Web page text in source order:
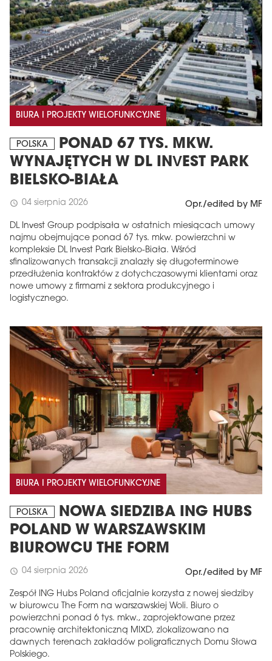
BIURA I PROJEKTY WIELOFUNKCYJNE
POLSKA
PONAD 67 TYS. MKW.
WYNAJĘTYCH W DL INVEST PARK
BIELSKO-BIAŁA
schedule 04 sierpnia 2026 Opr./edited by MF
DL Invest Group podpisała w ostatnich miesiącach umowy
najmu obejmujące ponad 67 tys. mkw. powierzchni w
kompleksie DL Invest Park Bielsko-Biała. Wśród
sfinalizowanych transakcji znalazły się długoterminowe
przedłużenia kontraktów z dotychczasowymi klientami oraz
nowe umowy z firmami z sektora produkcyjnego i
logistycznego.
BIURA I PROJEKTY WIELOFUNKCYJNE
POLSKA
NOWA SIEDZIBA ING HUBS
POLAND W WARSZAWSKIM
BIUROWCU THE FORM
schedule 04 sierpnia 2026 Opr./edited by MF
Zespół ING Hubs Poland oficjalnie korzysta z nowej siedziby
w biurowcu The Form na warszawskiej Woli. Biuro o
powierzchni ponad 6 tys. mkw., zaprojektowane przez
pracownię architektoniczną MIXD, zlokalizowano na
dawnych terenach zakładów poligraficznych Domu Słowa
Polskiego.